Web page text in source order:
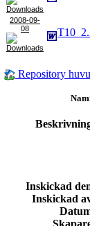
2008-09-
08
Repository
Inskickad
Inskickad